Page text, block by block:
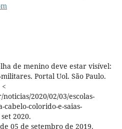
de menino deve estar visível:
Portal Uol. São Paulo.
2020/02/03/escolas-
colorido-e-saias-
2020.
05 de setembro de 2019.